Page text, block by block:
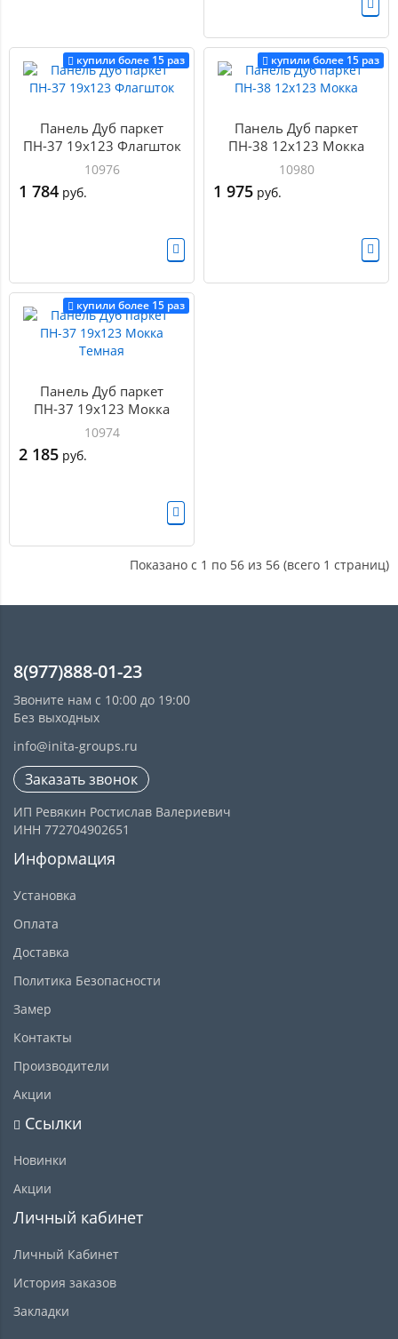
купили более 15 раз
Панель Дуб паркет
ПН-37 19х123 Флагшток
10976
1 784 руб.
купили более 15 раз
Панель Дуб паркет
ПН-38 12х123 Мокка
10980
1 975 руб.
купили более 15 раз
Панель Дуб паркет
ПН-37 19х123 Мокка
Темная
10974
2 185 руб.
Показано с 1 по 56 из 56 (всего 1 страниц)
8(977)888-01-23
Звоните нам с 10:00 до 19:00
Без выходных
info@inita-groups.ru
Заказать звонок
ИП Ревякин Ростислав Валериевич
ИНН 772704902651
Информация
Установка
Оплата
Доставка
Политика Безопасности
Замер
Контакты
Производители
Акции
Ссылки
Новинки
Акции
Личный кабинет
Личный Кабинет
История заказов
Закладки